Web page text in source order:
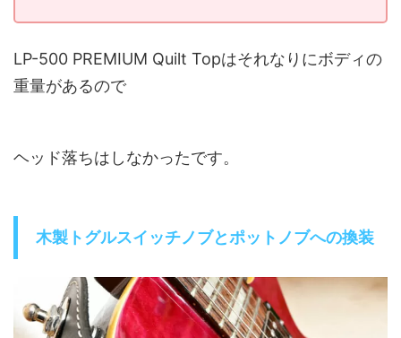
LP-500 PREMIUM Quilt Topはそれなりにボディの
重量があるので
ヘッド落ちはしなかったです。
木製トグルスイッチノブとポットノブへの換装